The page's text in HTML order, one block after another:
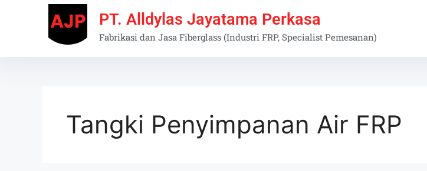
PT. Alldylas Jayatama Perkasa
Fabrikasi dan Jasa Fiberglass (Industri FRP, Specialist Pemesanan)
Tangki Penyimpanan Air FRP